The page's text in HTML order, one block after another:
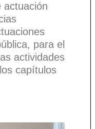
actuación
para el
actividades
capítulos